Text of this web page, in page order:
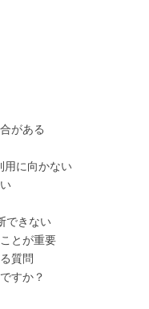
がある
用に向かない
できない
とが重要
質問
すか？